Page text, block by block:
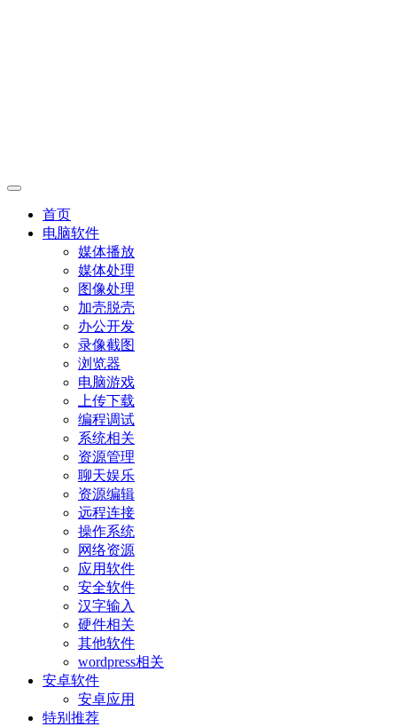
首页
电脑软件
媒体播放
媒体处理
图像处理
加壳脱壳
办公开发
录像截图
浏览器
电脑游戏
上传下载
编程调试
系统相关
资源管理
聊天娱乐
资源编辑
远程连接
操作系统
网络资源
应用软件
安全软件
汉字输入
硬件相关
其他软件
wordpress相关
安卓软件
安卓应用
特别推荐